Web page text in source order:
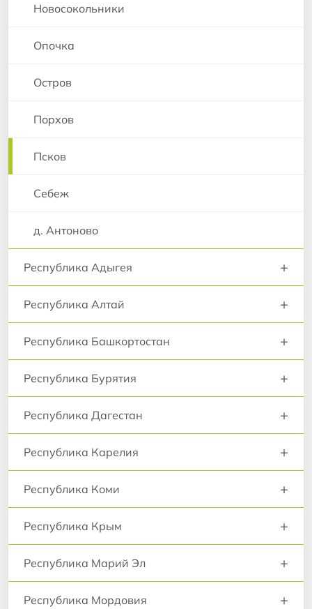
Новосокольники
Опочка
Остров
Порхов
Псков
Себеж
д. Антоново
Республика Адыгея +
Республика Алтай +
Республика Башкортостан +
Республика Бурятия +
Республика Дагестан +
Республика Карелия +
Республика Коми +
Республика Крым +
Республика Марий Эл +
Республика Мордовия +